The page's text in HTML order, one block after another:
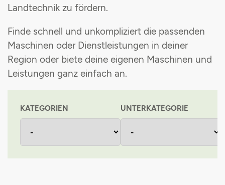
Landtechnik zu fördern.
Finde schnell und unkompliziert die passenden
Maschinen oder Dienstleistungen in deiner
Region oder biete deine eigenen Maschinen und
Leistungen ganz einfach an.
KATEGORIEN UNTERKATEGORIE
Maschinenvermittlung
Stromsteuerrückerstattung
Einkaufsvorteile